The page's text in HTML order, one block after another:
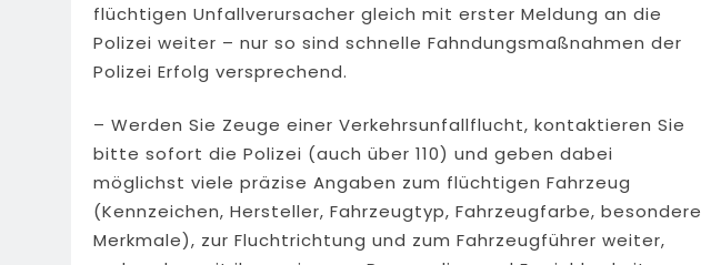
flüchtigen Unfallverursacher gleich mit erster Meldung an die
Polizei weiter – nur so sind schnelle Fahndungsmaßnahmen der
Polizei Erfolg versprechend.
– Werden Sie Zeuge einer Verkehrsunfallflucht, kontaktieren Sie
bitte sofort die Polizei (auch über 110) und geben dabei
möglichst viele präzise Angaben zum flüchtigen Fahrzeug
(Kennzeichen, Hersteller, Fahrzeugtyp, Fahrzeugfarbe, besondere
Merkmale), zur Fluchtrichtung und zum Fahrzeugführer weiter,